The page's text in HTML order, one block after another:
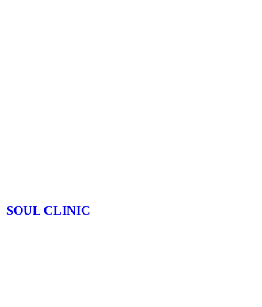
SOUL CLINIC